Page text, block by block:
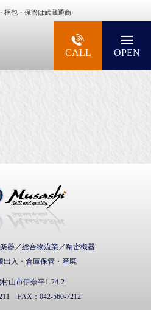
梱包・保管は武蔵通商
械・美術品・高級楽器の梱包・輸送
CALL OPEN
器／総合物流業／精密機器
出入・倉庫保管・産廃
山市伊奈平1-24-2
FAX： 042-560-7212